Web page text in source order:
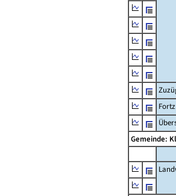
Gemeinde: